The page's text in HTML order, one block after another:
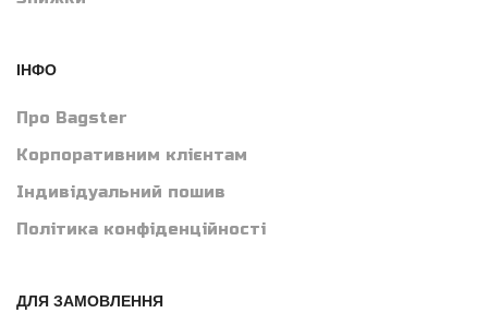
ІНФО
Про Bagster
Корпоративним клієнтам
Індивідуальний пошив
Політика конфіденційності
ДЛЯ ЗАМОВЛЕННЯ